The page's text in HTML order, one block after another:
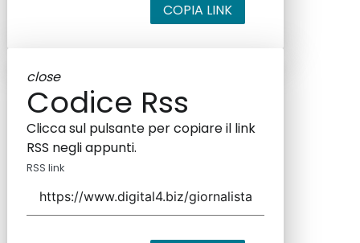
COPIA LINK
close
Codice Rss
Clicca sul pulsante per copiare il link
RSS negli appunti.
RSS link